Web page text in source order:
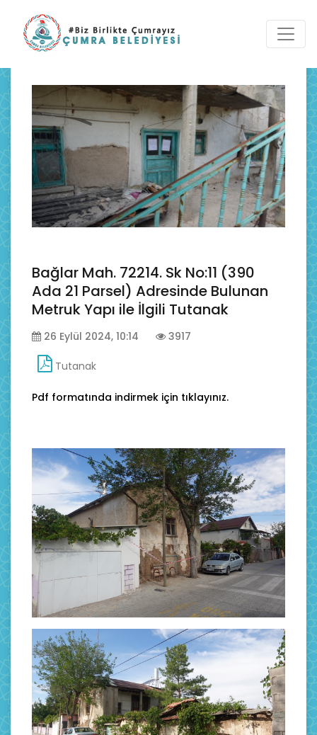
Bağlar Mah. 72214. Sk No:11 (390
Ada 21 Parsel) Adresinde Bulunan
Metruk Yapı ile İlgili Tutanak
26 Eylül 2024, 10:14 3917
Tutanak
Pdf formatında indirmek için tıklayınız.